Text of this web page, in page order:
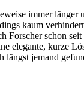
immer länger
kaum
Forscher schon
elegante, kurze
längst jemand